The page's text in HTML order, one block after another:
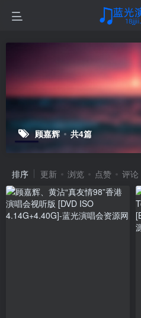
顾嘉辉 共4篇
排序 更新 浏览 点赞 评论